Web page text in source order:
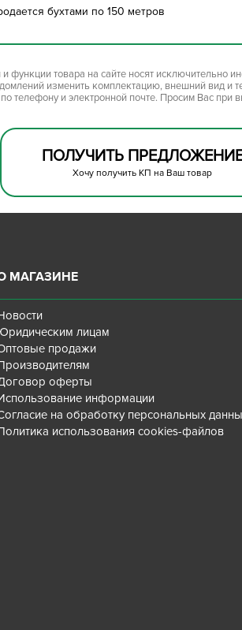
бухтами по 150 метров
и функции товара на сайте носят исключительно
изменить комплектацию, внешний вид и
телефону и электронной почте. Просим Вас
ПОЛУЧИТЬ
Хочу получить КП на Ваш товар
МАГАЗИНЕ
лицам
продажи
оферты
информации
на обработку персональных
использования cookies-файлов